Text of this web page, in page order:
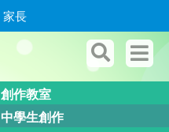
家長
創作教室
中學生創作